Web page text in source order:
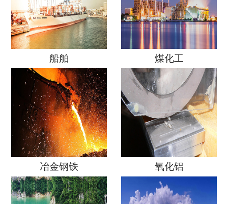
船舶 煤化工
冶金钢铁 氧化铝